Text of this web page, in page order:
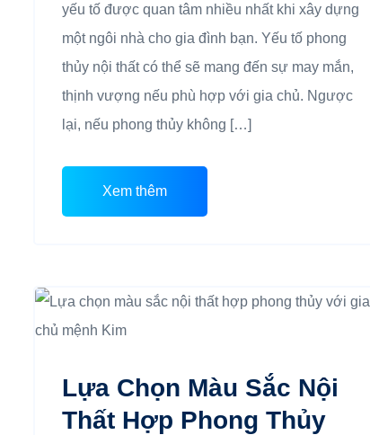
yếu tố được quan tâm nhiều nhất khi xây dựng
một ngôi nhà cho gia đình bạn. Yếu tố phong
thủy nội thất có thể sẽ mang đến sự may mắn,
thịnh vượng nếu phù hợp với gia chủ. Ngược
lại, nếu phong thủy không […]
Xem thêm
Lựa Chọn Màu Sắc Nội
Thất Hợp Phong Thủy